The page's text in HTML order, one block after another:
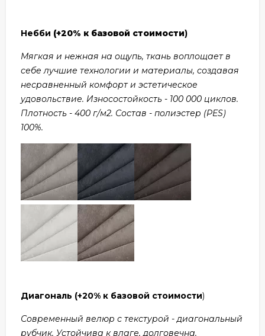
Небби (+20% к базовой стоимости)
Мягкая и нежная на ощупь, ткань воплощает в
себе лучшие технологии и материалы, создавая
несравненный комфорт и эстетическое
удовольствие. Износостойкость - 100 000 циклов.
Плотность - 400 г/м2. Состав - полиэстер (PES)
100%.
Диагональ (+20% к базовой стоимости)
Современный велюр с текстурой - диагональный
рубчик. Устойчива к влаге, долговечна.